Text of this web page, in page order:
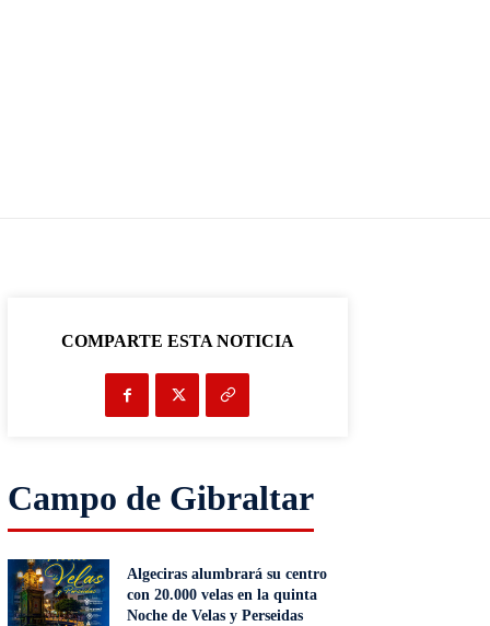
COMPARTE ESTA NOTICIA
Campo de Gibraltar
Algeciras alumbrará su centro
con 20.000 velas en la quinta
Noche de Velas y Perseidas